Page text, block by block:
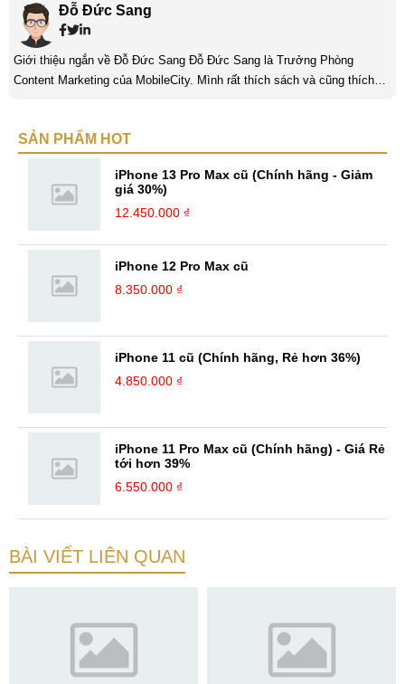
Đỗ Đức Sang
Giới thiệu ngắn về Đỗ Đức Sang Đỗ Đức Sang là Trưởng Phòng
Content Marketing của MobileCity. Mình rất thích sách và cũng thích
bản thân Đỗ Đức Sang, viết chính là gửi gắm lại những cảm xúc, cảm
SẢN PHẨM HOT
iPhone 13 Pro Max cũ (Chính hãng - Giảm
giá 30%)
12.450.000 ₫
iPhone 12 Pro Max cũ
8.350.000 ₫
iPhone 11 cũ (Chính hãng, Rẻ hơn 36%)
4.850.000 ₫
iPhone 11 Pro Max cũ (Chính hãng) - Giá Rẻ
tới hơn 39%
6.550.000 ₫
BÀI VIẾT LIÊN QUAN